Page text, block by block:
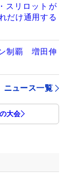
スリロットが
だけ通用する
制覇 増田伸
ニュース一覧
大会